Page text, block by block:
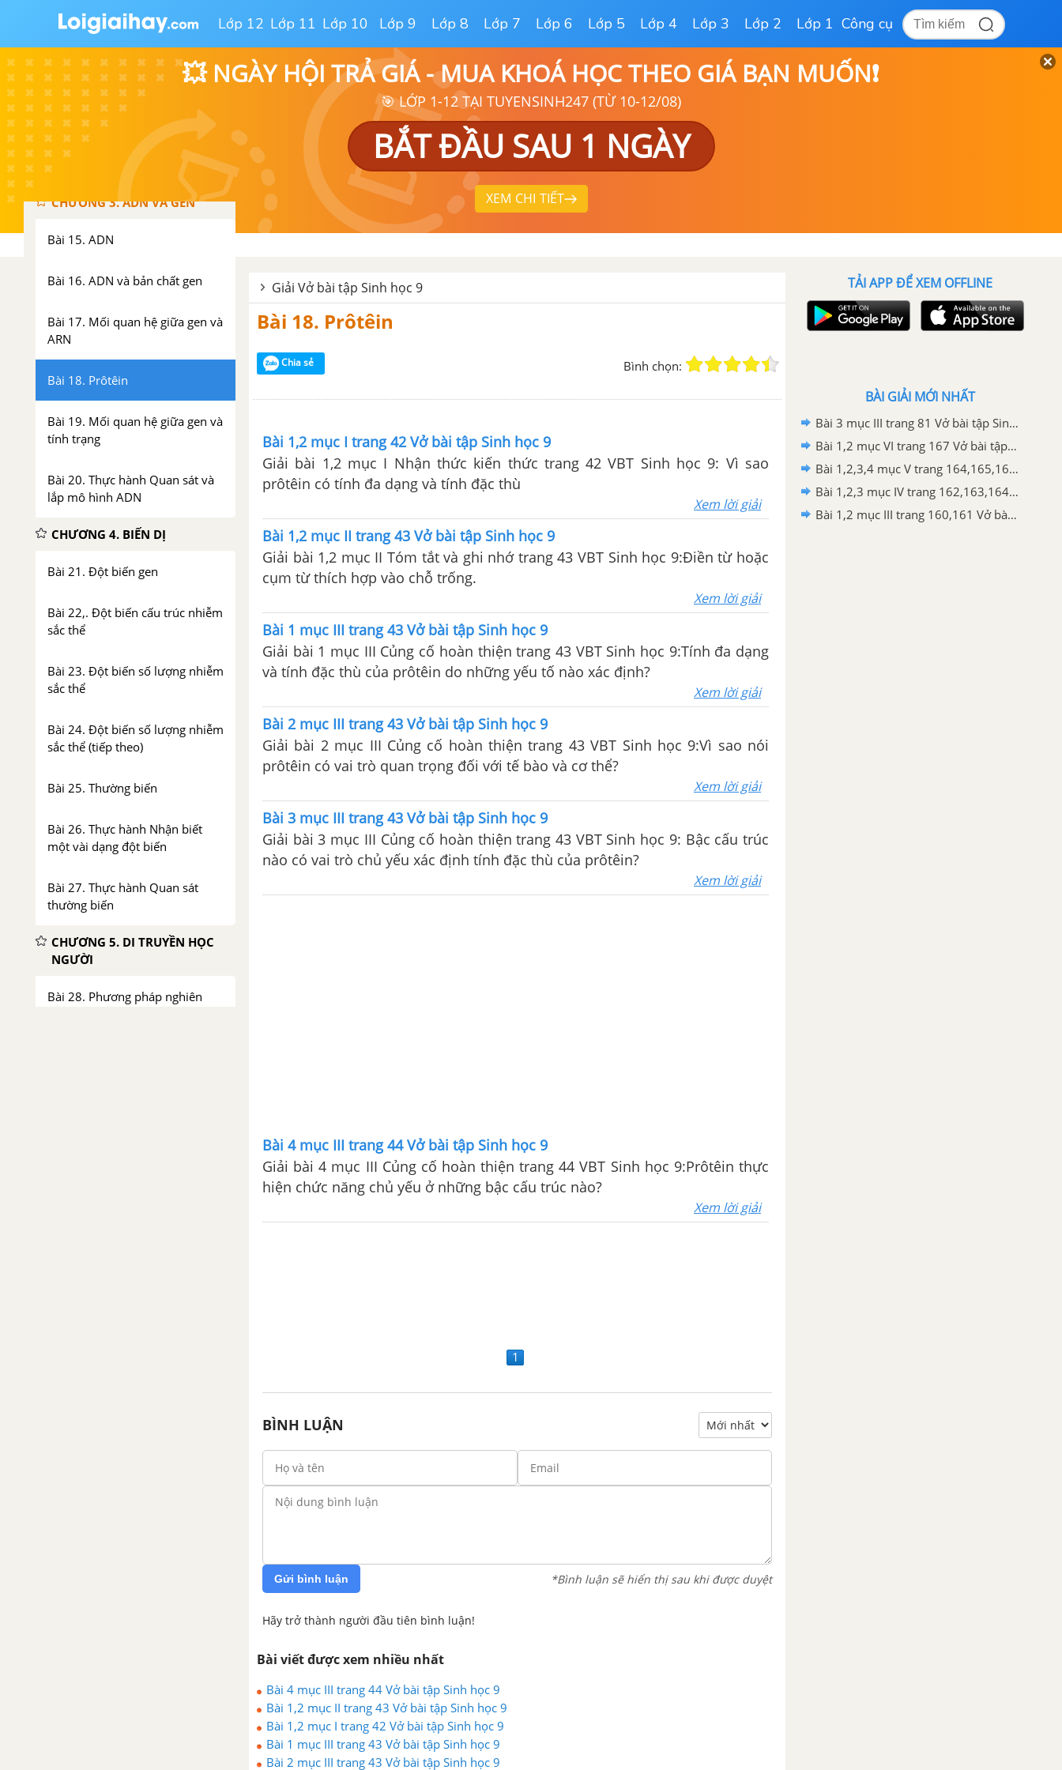
Lớp 12 Lớp 11 Lớp 10 Lớp 9 Lớp 8 Lớp 7 Lớp 6 Lớp 5 Lớp 4 Lớp 3 Lớp 2 Lớp 1 Công cụ
💥 NGÀY HỘI TRẢ GIÁ - MUA KHOÁ HỌC THEO GIÁ BẠN MUỐN❗
🎯 LỚP 1-12 TẠI TUYENSINH247 (TỪ 10-12/08)
BẮT ĐẦU SAU 1 NGÀY
XEM CHI TIẾT
tinh
Bài 12. Cơ chế xác định giới tính
Bài 13. Di truyền liên kết
Bài 14. Thực hành: Quan sát
hình thái nhiễm sắc thể
CHƯƠNG 3. ADN VÀ GEN
Bài 15. ADN
Bài 16. ADN và bản chất gen
Bài 17. Mối quan hệ giữa gen và
ARN
Bài 18. Prôtêin
Bài 19. Mối quan hệ giữa gen và
tính trạng
Bài 20. Thực hành Quan sát và
lắp mô hình ADN
CHƯƠNG 4. BIẾN DỊ
Bài 21. Đột biến gen
Bài 22,. Đột biến cấu trúc nhiễm
sắc thể
Bài 23. Đột biến số lượng nhiễm
sắc thể
Bài 24. Đột biến số lượng nhiễm
sắc thể (tiếp theo)
Bài 25. Thường biến
Bài 26. Thực hành Nhận biết
một vài dạng đột biến
Bài 27. Thực hành Quan sát
thường biến
CHƯƠNG 5. DI TRUYỀN HỌC
NGƯỜI
Bài 28. Phương pháp nghiên
Giải Vở bài tập Sinh học 9
Bài 18. Prôtêin
Chia sẻ Bình chọn:
Bài 1,2 mục I trang 42 Vở bài tập Sinh học 9
Giải bài 1,2 mục I Nhận thức kiến thức trang 42 VBT Sinh học 9: Vì sao
prôtêin có tính đa dạng và tính đặc thù
Xem lời giải
Bài 1,2 mục II trang 43 Vở bài tập Sinh học 9
Giải bài 1,2 mục II Tóm tắt và ghi nhớ trang 43 VBT Sinh học 9:Điền từ hoặc
cụm từ thích hợp vào chỗ trống.
Xem lời giải
Bài 1 mục III trang 43 Vở bài tập Sinh học 9
Giải bài 1 mục III Củng cố hoàn thiện trang 43 VBT Sinh học 9:Tính đa dạng
và tính đặc thù của prôtêin do những yếu tố nào xác định?
Xem lời giải
Bài 2 mục III trang 43 Vở bài tập Sinh học 9
Giải bài 2 mục III Củng cố hoàn thiện trang 43 VBT Sinh học 9:Vì sao nói
prôtêin có vai trò quan trọng đối với tế bào và cơ thể?
Xem lời giải
Bài 3 mục III trang 43 Vở bài tập Sinh học 9
Giải bài 3 mục III Củng cố hoàn thiện trang 43 VBT Sinh học 9: Bậc cấu trúc
nào có vai trò chủ yếu xác định tính đặc thù của prôtêin?
Xem lời giải
Bài 4 mục III trang 44 Vở bài tập Sinh học 9
Giải bài 4 mục III Củng cố hoàn thiện trang 44 VBT Sinh học 9:Prôtêin thực
hiện chức năng chủ yếu ở những bậc cấu trúc nào?
Xem lời giải
1
BÌNH LUẬN
Gửi bình luận *Bình luận sẽ hiển thị sau khi được duyệt
Hãy trở thành người đầu tiên bình luận!
Bài viết được xem nhiều nhất
Bài 4 mục III trang 44 Vở bài tập Sinh học 9
Bài 1,2 mục II trang 43 Vở bài tập Sinh học 9
Bài 1,2 mục I trang 42 Vở bài tập Sinh học 9
Bài 1 mục III trang 43 Vở bài tập Sinh học 9
Bài 2 mục III trang 43 Vở bài tập Sinh học 9
TẢI APP ĐỂ XEM OFFLINE
BÀI GIẢI MỚI NHẤT
Bài 3 mục III trang 81 Vở bài tập Sinh học 9
Bài 1,2 mục VI trang 167 Vở bài tập Sinh học 9
Bài 1,2,3,4 mục V trang 164,165,166 Vở bài tập Sinh học 9
Bài 1,2,3 mục IV trang 162,163,164 Vở bài tập Sinh học 9
Bài 1,2 mục III trang 160,161 Vở bài tập Sinh học 9